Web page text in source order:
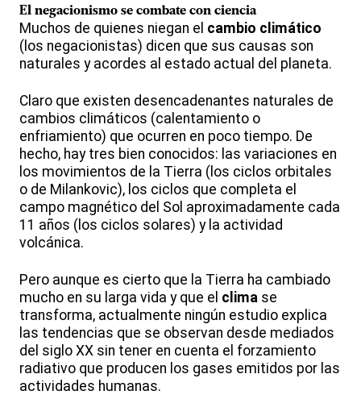
El negacionismo se combate con ciencia
Muchos de quienes niegan el cambio climático
(los negacionistas) dicen que sus causas son
naturales y acordes al estado actual del planeta.
Claro que existen desencadenantes naturales de
cambios climáticos (calentamiento o
enfriamiento) que ocurren en poco tiempo. De
hecho, hay tres bien conocidos: las variaciones en
los movimientos de la Tierra (los ciclos orbitales
o de Milankovic), los ciclos que completa el
campo magnético del Sol aproximadamente cada
11 años (los ciclos solares) y la actividad
volcánica.
Pero aunque es cierto que la Tierra ha cambiado
mucho en su larga vida y que el clima se
transforma, actualmente ningún estudio explica
las tendencias que se observan desde mediados
del siglo XX sin tener en cuenta el forzamiento
radiativo que producen los gases emitidos por las
actividades humanas.